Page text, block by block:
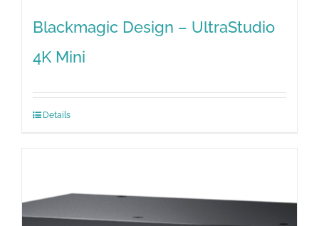
Blackmagic Design – UltraStudio
4K Mini
Details